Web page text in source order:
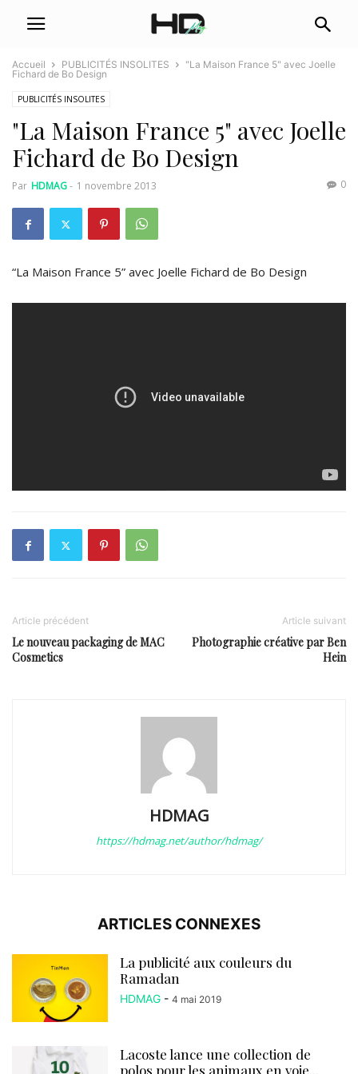
Accueil PUBLICITÉS INSOLITES
"La Maison France 5" avec Joelle
Fichard de Bo Design
PUBLICITÉS INSOLITES
"La Maison France 5" avec Joelle
Fichard de Bo Design
Par HDMAG- 1 novembre 2013 0
“La Maison France 5” avec Joelle Fichard de Bo Design
Article précédent
Le nouveau packaging de MAC
Cosmetics
Article suivant
Photographie créative par Ben
Hein
HDMAG
https://hdmag.net/author/hdmag/
ARTICLES CONNEXES
La publicité aux couleurs du
Ramadan
HDMAG - 4 mai 2019
Lacoste lance une collection de
polos pour les animaux en voie...